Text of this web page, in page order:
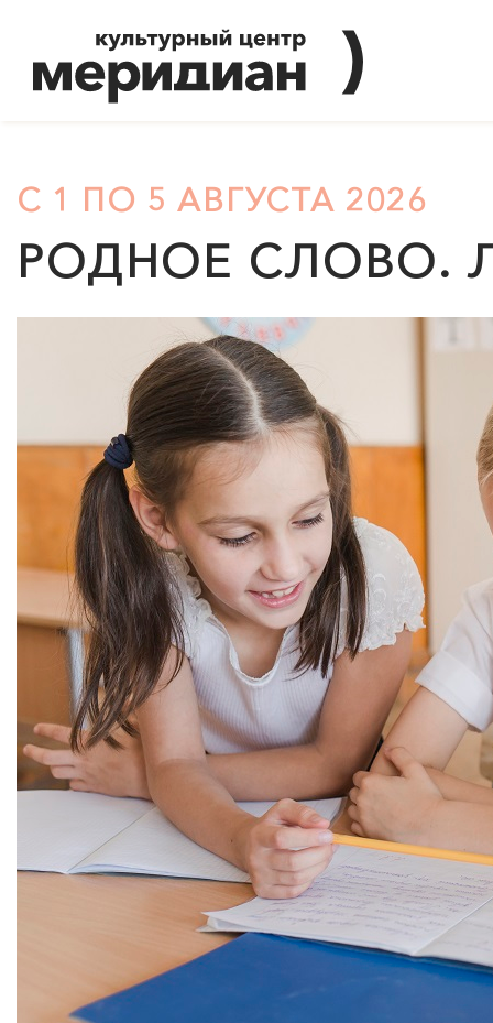
С 1 ПО 5 АВГУСТА 2026
РОДНОЕ СЛОВО.